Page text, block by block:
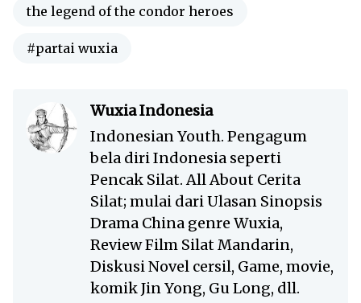
the legend of the condor heroes
#partai wuxia
Wuxia Indonesia
Indonesian Youth. Pengagum
bela diri Indonesia seperti
Pencak Silat. All About Cerita
Silat; mulai dari Ulasan Sinopsis
Drama China genre Wuxia,
Review Film Silat Mandarin,
Diskusi Novel cersil, Game, movie,
komik Jin Yong, Gu Long, dll.